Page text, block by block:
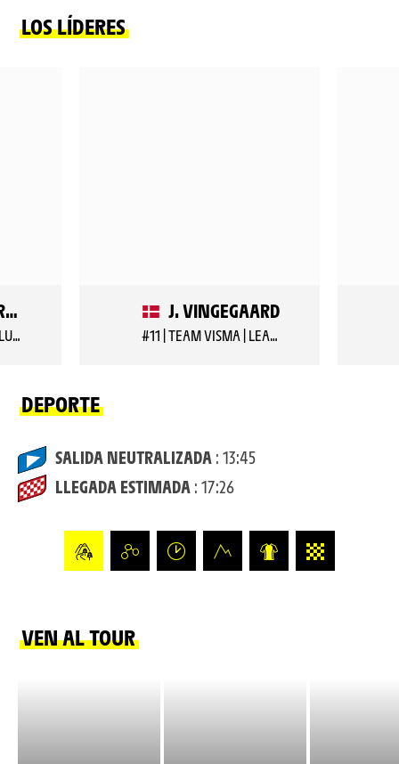
LOS LÍDERES
F. ENGELHARDT
#114 | TEAM JAYCO ALULA
J. VINGEGAARD
#11 | TEAM VISMA | LEASE A BIKE
DEPORTE
SALIDA NEUTRALIZADA : 13:45
LLEGADA ESTIMADA : 17:26
VEN AL TOUR